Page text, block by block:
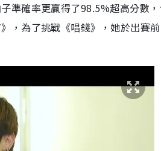
準確率更贏得了98.5%超高分數
，為了挑戰《唱錢》，她於出賽